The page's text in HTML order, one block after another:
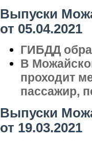
Выпуски
от 05.04.2021
ГИБДД
В
проходит
пассажир,
Выпуски
от 19.03.2021